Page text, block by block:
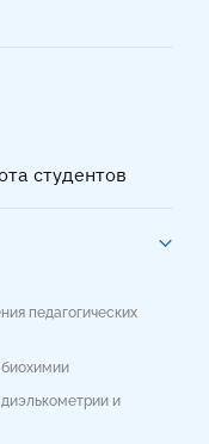
студентов
педагогических
и